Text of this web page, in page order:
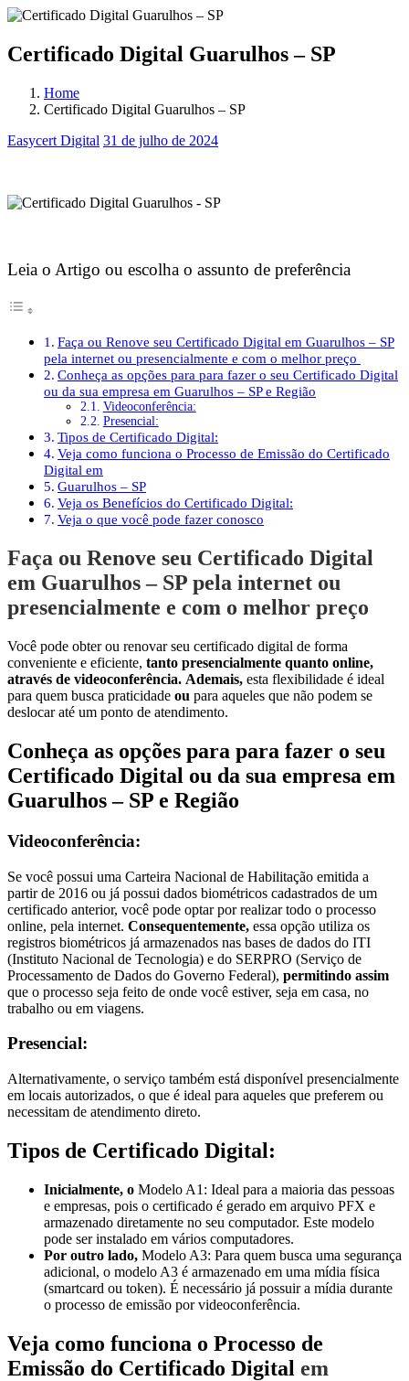
Certificado Digital Guarulhos – SP
Home
Certificado Digital Guarulhos – SP
Easycert Digital 31 de julho de 2024
Leia o Artigo ou escolha o assunto de preferência
Faça ou Renove seu Certificado Digital em Guarulhos – SP
pela internet ou presencialmente e com o melhor preço
Conheça as opções para para fazer o seu Certificado Digital
ou da sua empresa em Guarulhos – SP e Região
Videoconferência:
Presencial:
Tipos de Certificado Digital:
Veja como funciona o Processo de Emissão do Certificado
Digital em
Guarulhos – SP
Veja os Benefícios do Certificado Digital:
Veja o que você pode fazer conosco
Faça ou Renove seu Certificado Digital
em Guarulhos – SP pela internet ou
presencialmente e com o melhor preço
Você pode obter ou renovar seu certificado digital de forma
conveniente e eficiente, tanto presencialmente quanto online,
através de videoconferência. Ademais, esta flexibilidade é ideal
para quem busca praticidade ou para aqueles que não podem se
deslocar até um ponto de atendimento.
Conheça as opções para para fazer o seu
Certificado Digital ou da sua empresa em
Guarulhos – SP e Região
Videoconferência:
Se você possui uma Carteira Nacional de Habilitação emitida a
partir de 2016 ou já possui dados biométricos cadastrados de um
certificado anterior, você pode optar por realizar todo o processo
online, pela internet. Consequentemente, essa opção utiliza os
registros biométricos já armazenados nas bases de dados do ITI
(Instituto Nacional de Tecnologia) e do SERPRO (Serviço de
Processamento de Dados do Governo Federal), permitindo assim
que o processo seja feito de onde você estiver, seja em casa, no
trabalho ou em viagens.
Presencial:
Alternativamente, o serviço também está disponível presencialmente
em locais autorizados, o que é ideal para aqueles que preferem ou
necessitam de atendimento direto.
Tipos de Certificado Digital:
Inicialmente, o Modelo A1: Ideal para a maioria das pessoas
e empresas, pois o certificado é gerado em arquivo PFX e
armazenado diretamente no seu computador. Este modelo
pode ser instalado em vários computadores.
Por outro lado, Modelo A3: Para quem busca uma segurança
adicional, o modelo A3 é armazenado em uma mídia física
(smartcard ou token). É necessário já possuir a mídia durante
o processo de emissão por videoconferência.
Veja como funciona o Processo de
Emissão do Certificado Digital em